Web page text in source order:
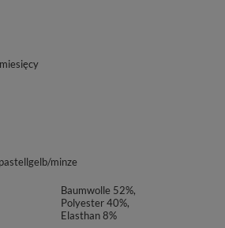
minze
Baumwolle 52%,
Polyester 40%,
Elasthan 8%